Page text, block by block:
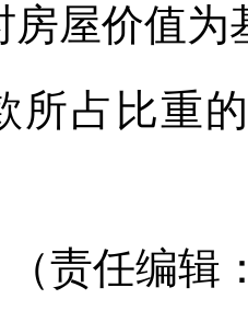
房屋价值
所占比重
辑：